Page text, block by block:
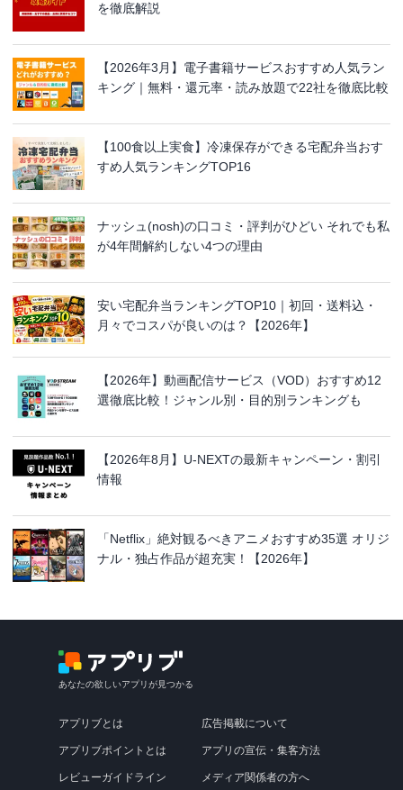
を徹底解説
【2026年3月】電子書籍サービスおすすめ人気ラン
キング｜無料・還元率・読み放題で22社を徹底比較
【100食以上実食】冷凍保存ができる宅配弁当おす
すめ人気ランキングTOP16
ナッシュ(nosh)の口コミ・評判がひどい それでも私
が4年間解約しない4つの理由
安い宅配弁当ランキングTOP10｜初回・送料込・
月々でコスパが良いのは？【2026年】
【2026年】動画配信サービス（VOD）おすすめ12
選徹底比較！ジャンル別・目的別ランキングも
【2026年8月】U-NEXTの最新キャンペーン・割引
情報
「Netflix」絶対観るべきアニメおすすめ35選 オリジ
ナル・独占作品が超充実！【2026年】
あなたの欲しいアプリが見つかる
アプリブとは
アプリブポイントとは
レビューガイドライン
広告掲載について
アプリの宣伝・集客方法
メディア関係者の方へ